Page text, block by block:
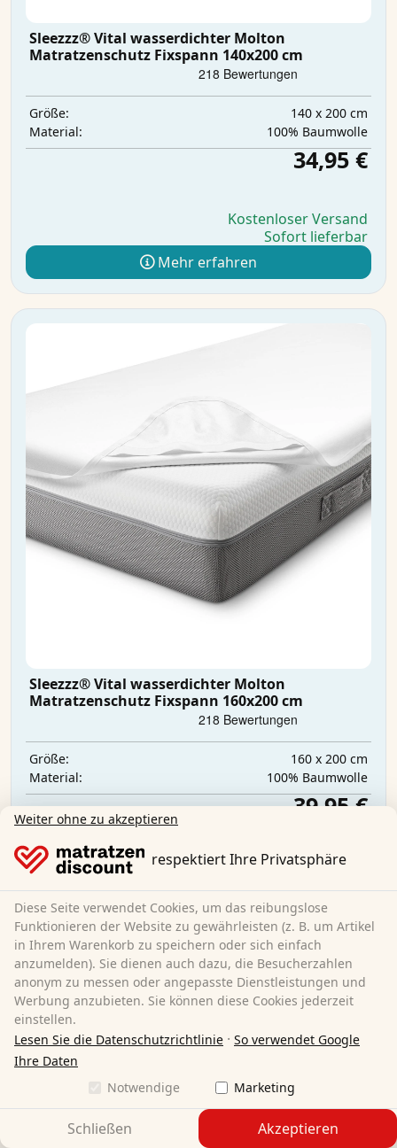
Sleezzz® Vital wasserdichter Molton
Matratzenschutz Fixspann 140x200 cm
Größe:
140 x 200 cm
Material:
100% Baumwolle
34,95 €
Kostenloser Versand
Sofort lieferbar
Mehr erfahren
Sleezzz® Vital wasserdichter Molton
Matratzenschutz Fixspann 160x200 cm
Größe:
160 x 200 cm
Material:
100% Baumwolle
39,95 €
Kostenloser Versand
Mehr erfahren
Weiter ohne zu akzeptieren
respektiert Ihre Privatsphäre
Diese Seite verwendet Cookies, um das reibungslose
Funktionieren der Website zu gewährleisten (z. B. um Artikel
in Ihrem Warenkorb zu speichern oder sich einfach
anzumelden). Sie dienen auch dazu, die Besucherzahlen
anonym zu messen oder angepasste Dienstleistungen und
Werbung anzubieten. Sie können diese Cookies jederzeit
einstellen.
Lesen Sie die Datenschutzrichtlinie · So verwendet Google
Ihre Daten
Notwendige
Marketing
Schließen Akzeptieren